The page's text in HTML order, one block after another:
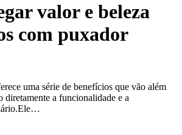
valor e beleza
com puxador
uma série de benefícios que vão além
diretamente a funcionalidade e a